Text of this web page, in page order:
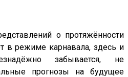
о протяжённости
в режиме карнавала, здесь и
забывается, не
прогнозы на будущее